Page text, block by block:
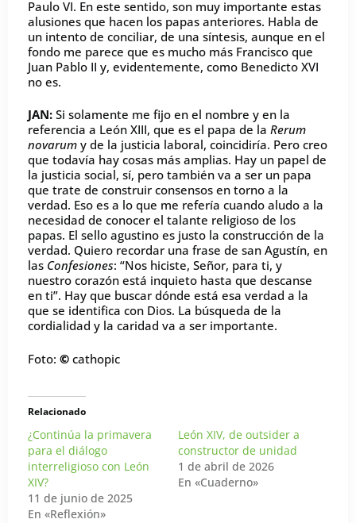
Paulo VI. En este sentido, son muy importante estas
alusiones que hacen los papas anteriores. Habla de
un intento de conciliar, de una síntesis, aunque en el
fondo me parece que es mucho más Francisco que
Juan Pablo II y, evidentemente, como Benedicto XVI
no es.
JAN: Si solamente me fijo en el nombre y en la
referencia a León XIII, que es el papa de la Rerum
novarum y de la justicia laboral, coincidiría. Pero creo
que todavía hay cosas más amplias. Hay un papel de
la justicia social, sí, pero también va a ser un papa
que trate de construir consensos en torno a la
verdad. Eso es a lo que me refería cuando aludo a la
necesidad de conocer el talante religioso de los
papas. El sello agustino es justo la construcción de la
verdad. Quiero recordar una frase de san Agustín, en
las Confesiones: “Nos hiciste, Señor, para ti, y
nuestro corazón está inquieto hasta que descanse
en ti”. Hay que buscar dónde está esa verdad a la
que se identifica con Dios. La búsqueda de la
cordialidad y la caridad va a ser importante.
Foto: © cathopic
Relacionado
¿Continúa la primavera
para el diálogo
interreligioso con León
XIV?
11 de junio de 2025
En «Reflexión»
León XIV, de outsider a
constructor de unidad
1 de abril de 2026
En «Cuaderno»